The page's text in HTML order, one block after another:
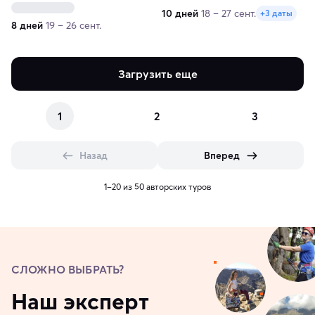
8 дней 19 – 26 сент.
10 дней 18 – 27 сент. +3 даты
Загрузить еще
1 2 3
Назад Вперед
1–20 из 50 авторских туров
СЛОЖНО ВЫБРАТЬ?
Наш эксперт